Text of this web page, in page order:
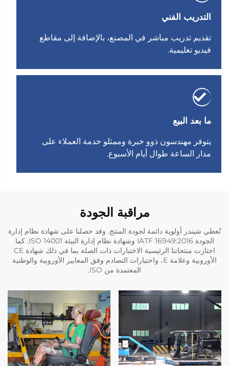
التدريب الفني
تقديم تدريب مباشر في المصنع، بالإضافة إلى مقاطع
فيديو تعليمية.
ما بعد البيع
يتوفر مهندسون ذوو خبرة وممثلو خدمة العملاء على
مدار الساعة طوال أيام الأسبوع.
مراقبة الجودة
تُعطي شيندر أولوية دائمة لجودة المنتج. وقد حصلنا على شهادة نظام إدارة
الجودة IATF 16949:2016 وشهادة نظام إدارة البيئة ISO 14001. كما
اجتازت منتجاتنا الرئيسية الاختبارات ذات الصلة بما في ذلك شهادة CE
الأوروبية وعلامة E، واختبارات التصادم وفق المعايير الأوروبية والوطنية
المعتمدة من ISO.